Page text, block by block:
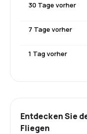
30 Tage vorher
7 Tage vorher
1 Tag vorher
Entdecken Sie
Fliegen